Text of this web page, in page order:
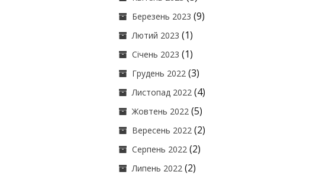
Березень 2023 (9)
Лютий 2023 (1)
Січень 2023 (1)
Грудень 2022 (3)
Листопад 2022 (4)
Жовтень 2022 (5)
Вересень 2022 (2)
Серпень 2022 (2)
Липень 2022 (2)